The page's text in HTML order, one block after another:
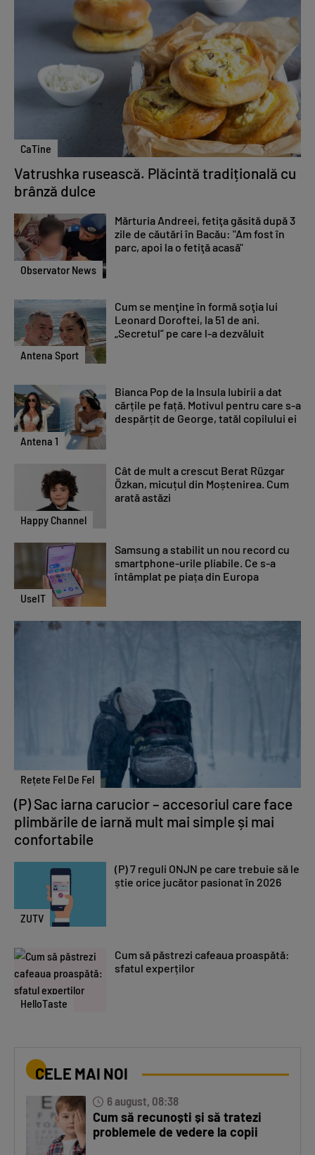
CaTine
Vatrushka rusească. Plăcintă tradițională cu
brânză dulce
Observator News
Mărturia Andreei, fetiţa găsită după 3
zile de căutări în Bacău: "Am fost în
parc, apoi la o fetiţă acasă"
Antena Sport
Cum se menţine în formă soţia lui
Leonard Doroftei, la 51 de ani.
„Secretul” pe care l-a dezvăluit
Antena 1
Bianca Pop de la Insula Iubirii a dat
cărțile pe față. Motivul pentru care s-a
despărțit de George, tatăl copilului ei
Happy Channel
Cât de mult a crescut Berat Rüzgar
Özkan, micuțul din Moștenirea. Cum
arată astăzi
UseIT
Samsung a stabilit un nou record cu
smartphone-urile pliabile. Ce s-a
întâmplat pe piața din Europa
Rețete Fel De Fel
(P) Sac iarna carucior – accesoriul care face
plimbările de iarnă mult mai simple și mai
confortabile
ZUTV
(P) 7 reguli ONJN pe care trebuie să le
știe orice jucător pasionat în 2026
HelloTaste
Cum să păstrezi cafeaua proaspătă:
sfatul experților
CELE MAI NOI
6 august, 08:38
Cum să recunoști și să tratezi
problemele de vedere la copii